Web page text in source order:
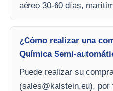
aéreo 30-60 días,
¿Cómo realizar una
Química Semi-
Puede realizar su
(sales@kalstein.eu), por